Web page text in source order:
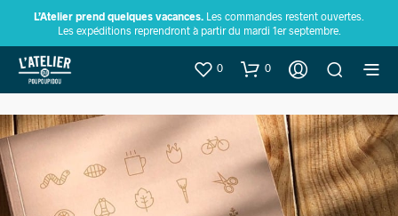
L’Atelier prend quelques vacances. Les commandes restent ouvertes.
Les expéditions reprendront à partir du mardi 1er septembre.
0 0